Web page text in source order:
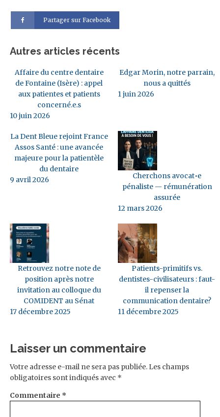
Partager sur Facebook
Autres articles récents
Affaire du centre dentaire
de Fontaine (Isère) : appel
aux patientes et patients
concerné.e.s
10 juin 2026
Edgar Morin, notre parrain,
nous a quittés
1 juin 2026
La Dent Bleue rejoint France
Assos Santé : une avancée
majeure pour la patientèle
du dentaire
9 avril 2026
Cherchons avocat•e
pénaliste — rémunération
assurée
12 mars 2026
Retrouvez notre note de
position après notre
invitation au colloque du
COMIDENT au Sénat
17 décembre 2025
Patients-primitifs vs.
dentistes-civilisateurs : faut-
il repenser la
communication dentaire?
11 décembre 2025
Laisser un commentaire
Votre adresse e-mail ne sera pas publiée. Les champs
obligatoires sont indiqués avec *
Commentaire *